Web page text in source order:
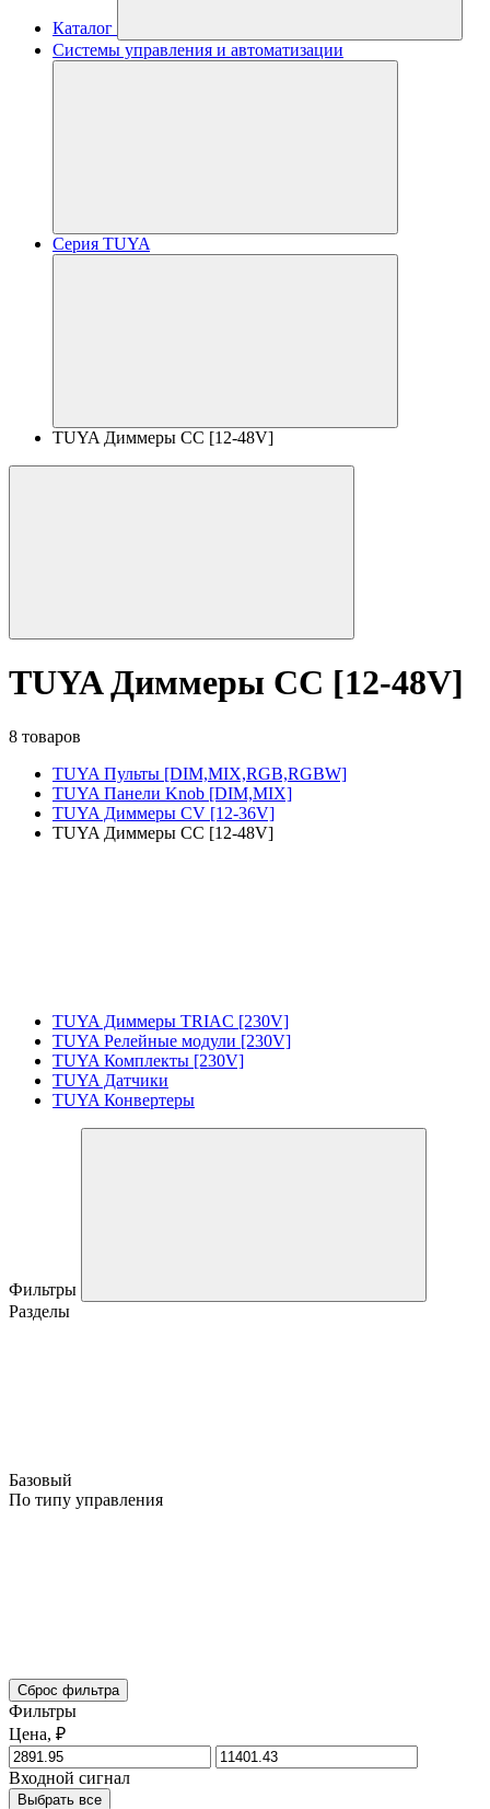
Каталог
Системы управления и автоматизации
Серия TUYA
TUYA Диммеры CC [12-48V]
TUYA Диммеры CC [12-48V]
8 товаров
TUYA Пульты [DIM,MIX,RGB,RGBW]
TUYA Панели Knob [DIM,MIX]
TUYA Диммеры CV [12-36V]
TUYA Диммеры CC [12-48V]
TUYA Диммеры TRIAC [230V]
TUYA Релейные модули [230V]
TUYA Комплекты [230V]
TUYA Датчики
TUYA Конвертеры
Фильтры
Разделы
Базовый
По типу управления
Сброс фильтра
Фильтры
Цена, ₽
Входной сигнал
Выбрать все